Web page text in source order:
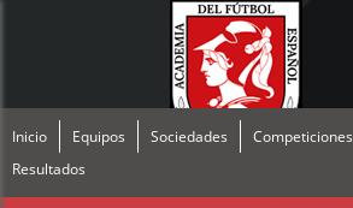
Inicio Equipos Sociedades Competiciones
Resultados